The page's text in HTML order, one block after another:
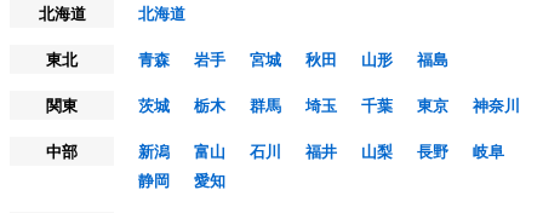
北海道
北海道
東北
青森 岩手 宮城 秋田 山形
福島
関東
茨城 栃木 群馬 埼玉 千葉 東京
神奈川
中部
新潟 富山 石川 福井 山梨 長野
岐阜
静岡
愛知